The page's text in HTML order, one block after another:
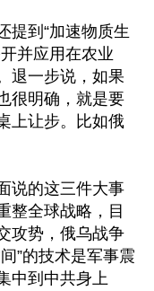
提到“加速物质生
并应用在农业
退一步说，如果
很明确，就是要
上让步。比如俄
说的这三件大事
整全球战略，目
攻势，俄乌战争
”的技术是军事震
中到中共身上